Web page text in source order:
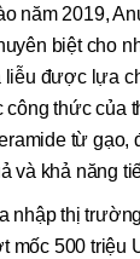
năm 2019,
biệt cho
liễu được lựa
công thức của
từ gạo,
và khả năng
nhập thị
mốc 500 triệu